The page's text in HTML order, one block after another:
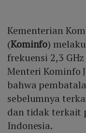
Kementerian
(Kominfo)
frekuensi 2,3
Menteri Kominfo
bahwa
sebelumnya
dan tidak terkait
Indonesia.